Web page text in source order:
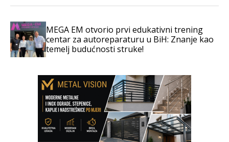
MEGA EM otvorio prvi edukativni trening
centar za autoreparaturu u BiH: Znanje kao
temelj budućnosti struke!